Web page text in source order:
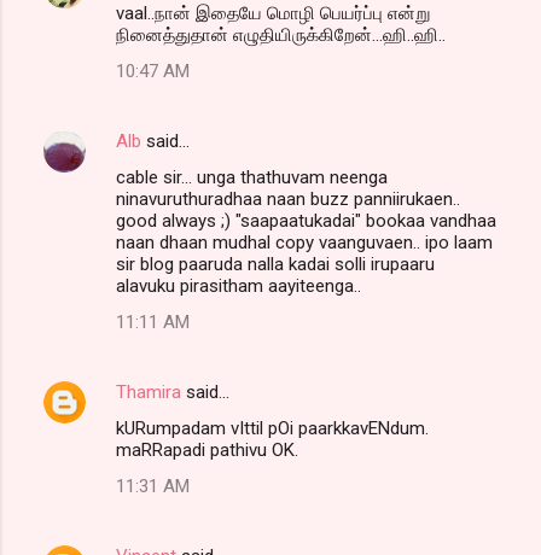
vaal..நான் இதையே மொழி பெயர்ப்பு என்று
நினைத்துதான் எழுதியிருக்கிறேன்...ஹி..ஹி..
10:47 AM
Alb said…
cable sir... unga thathuvam neenga
ninavuruthuradhaa naan buzz panniirukaen..
good always ;) "saapaatukadai" bookaa vandhaa
naan dhaan mudhal copy vaanguvaen.. ipo laam
sir blog paaruda nalla kadai solli irupaaru
alavuku pirasitham aayiteenga..
11:11 AM
Thamira said…
kURumpadam vIttil pOi paarkkavENdum.
maRRapadi pathivu OK.
11:31 AM